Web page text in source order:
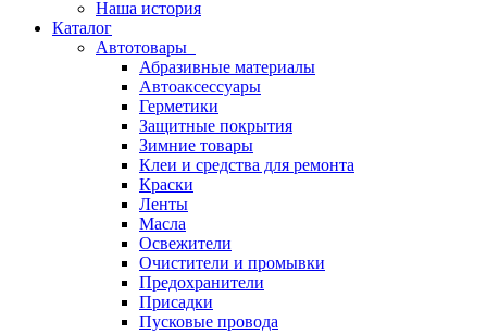
Наша история
Каталог
Автотовары
Абразивные материалы
Автоаксессуары
Герметики
Защитные покрытия
Зимние товары
Клеи и средства для ремонта
Краски
Ленты
Масла
Освежители
Очистители и промывки
Предохранители
Присадки
Пусковые провода